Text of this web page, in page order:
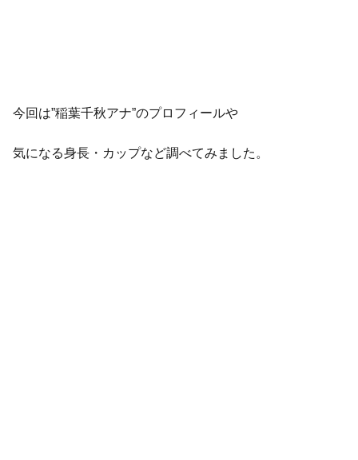
今回は”稲葉千秋アナ”のプロフィールや
気になる身長・カップなど調べてみました。